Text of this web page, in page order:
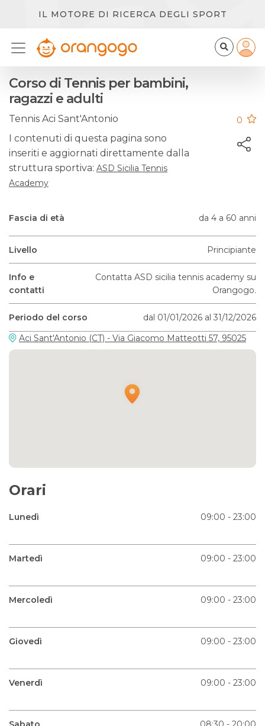
IL MOTORE DI RICERCA DEGLI SPORT
Corso di Tennis per bambini,
ragazzi e adulti
Tennis Aci Sant'Antonio
I contenuti di questa pagina sono
inseriti e aggiornati direttamente dalla
struttura sportiva: ASD Sicilia Tennis
Academy
0
Fascia di età da 4 a 60 anni
Livello Principiante
Info e
contatti
Contatta ASD sicilia tennis academy su
Orangogo.
Periodo del corso
dal 01/01/2026 al 31/12/2026
Aci Sant'Antonio (CT) - Via Giacomo Matteotti 57, 95025
Orari
Lunedì 09:00 - 23:00
Martedì 09:00 - 23:00
Mercoledì 09:00 - 23:00
Giovedì 09:00 - 23:00
Venerdì 09:00 - 23:00